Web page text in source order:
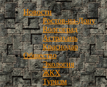
Новости
Ростов-на-Дону
Волгоград
Астрахань
Краснодар
Общество
Экология
ЖКХ
Туризм